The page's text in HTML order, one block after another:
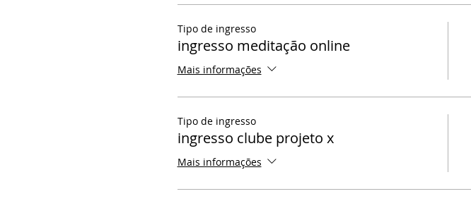
Tipo de ingresso
ingresso meditação online
Mais informações
Tipo de ingresso
ingresso clube projeto x
Mais informações